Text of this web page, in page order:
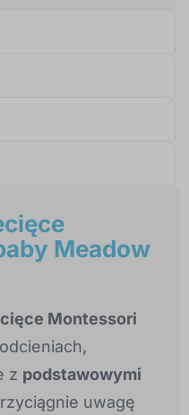
Meadow
Montessori
z podstawowymi
uwagę